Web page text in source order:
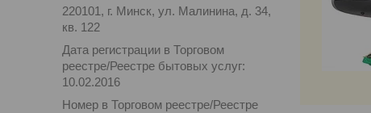
220101, г. Минск, ул. Малинина, д. 34,
кв. 122
Дата регистрации в Торговом
реестре/Реестре бытовых услуг:
10.02.2016
Номер в Торговом реестре/Реестре